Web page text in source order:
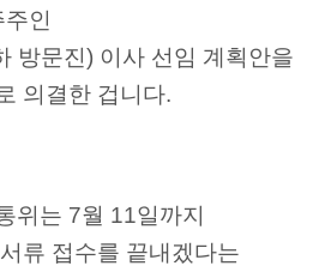
인
방문진) 이사 선임 계획안을
의결한 겁니다.
위는 7월 11일까지
류 접수를 끝내겠다는